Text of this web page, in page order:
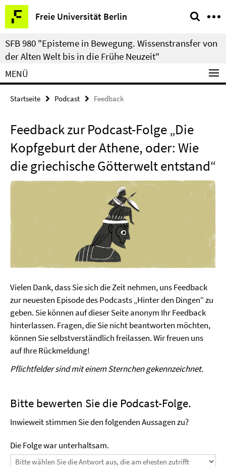
Springe
direkt
zu
Inhalt
Freie Universität Berlin
Service-
Navigation
SFB 980 "Episteme in Bewegung. Wissenstransfer von
der Alten Welt bis in die Frühe Neuzeit"
MENÜ
Startseite Podcast Feedback
Feedback zur Podcast-Folge „Die
Kopfgeburt der Athene, oder: Wie
die griechische Götterwelt entstand“
Vielen Dank, dass Sie sich die Zeit nehmen, uns Feedback
zur neuesten Episode des Podcasts „Hinter den Dingen“ zu
geben. Sie können auf dieser Seite anonym Ihr Feedback
hinterlassen. Fragen, die Sie nicht beantworten möchten,
können Sie selbstverständlich freilassen. Wir freuen uns
auf Ihre Rückmeldung!
Pflichtfelder sind mit einem Sternchen gekennzeichnet.
Bitte bewerten Sie die Podcast-Folge.
Inwieweit stimmen Sie den folgenden Aussagen zu?
Die Folge war unterhaltsam.